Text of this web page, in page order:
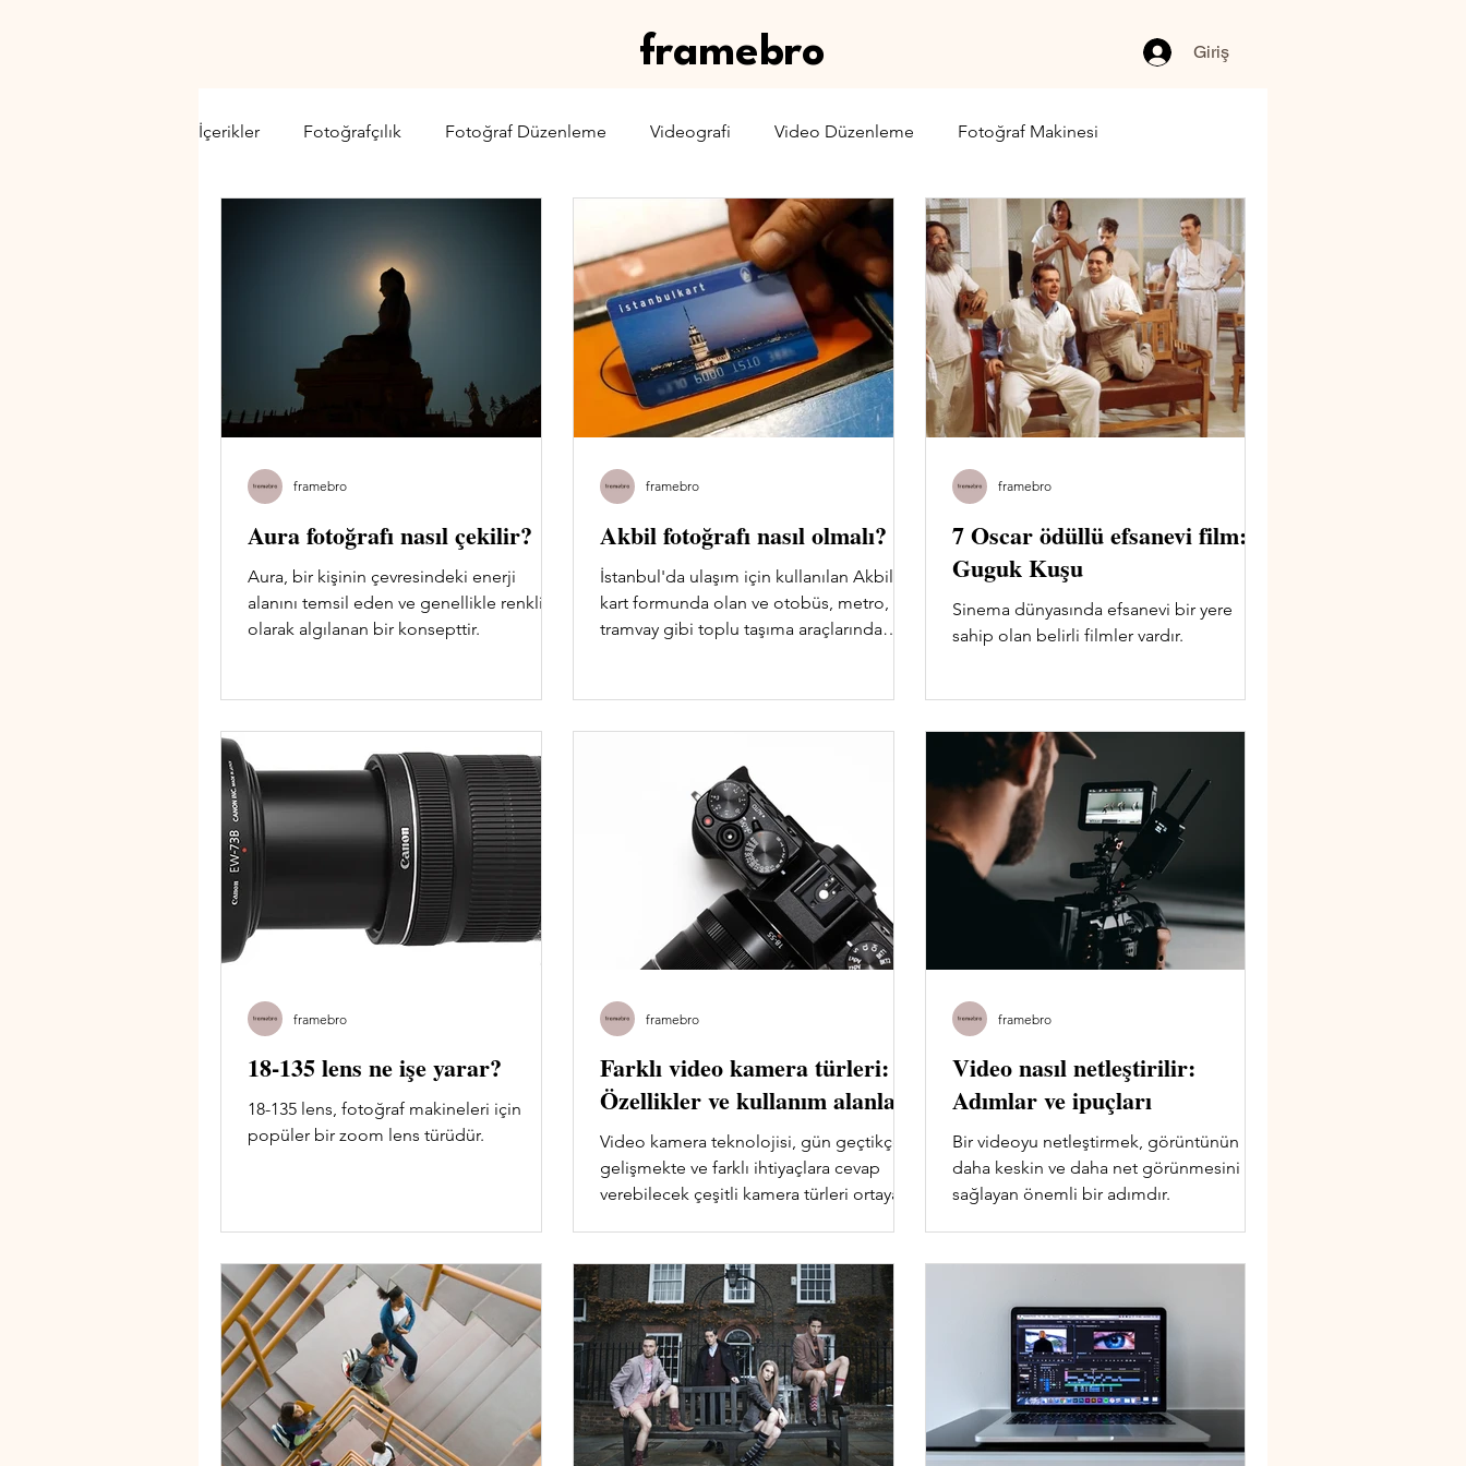
framebro Giriş
İçerikler Fotoğrafçılık Fotoğraf Düzenleme Videografi Video Düzenleme Fotoğraf Makinesi
Web Yayıncılığı Sinema & TV
Aura fotoğrafı nasıl çekilir?
Aura, bir kişinin çevresindeki enerji
alanını temsil eden ve genellikle renkli
olarak algılanan bir konsepttir.
framebro
Akbil fotoğrafı nasıl olmalı?
İstanbul'da ulaşım için kullanılan Akbil,
kart formunda olan ve otobüs, metro,
tramvay gibi toplu taşıma araçlarında
framebro
7 Oscar ödüllü efsanevi film:
Guguk Kuşu
Sinema dünyasında efsanevi bir yere
sahip olan belirli filmler vardır.
framebro
18-135 lens ne işe yarar?
18-135 lens, fotoğraf makineleri için
popüler bir zoom lens türüdür.
framebro
Farklı video kamera türleri:
Özellikler ve kullanım alanları
Video kamera teknolojisi, gün geçtikçe
gelişmekte ve farklı ihtiyaçlara cevap
verebilecek çeşitli kamera türleri ortaya
framebro
Video nasıl netleştirilir:
Adımlar ve ipuçları
Bir videoyu netleştirmek, görüntünün
daha keskin ve daha net görünmesini
sağlayan önemli bir adımdır.
framebro